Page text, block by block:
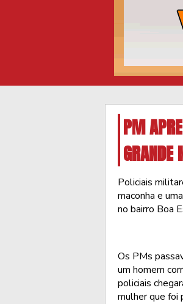
PM
GRANDE
Policiais
maconha e
no bairro Boa
Os PMs
um homem
policiais
mulher que foi